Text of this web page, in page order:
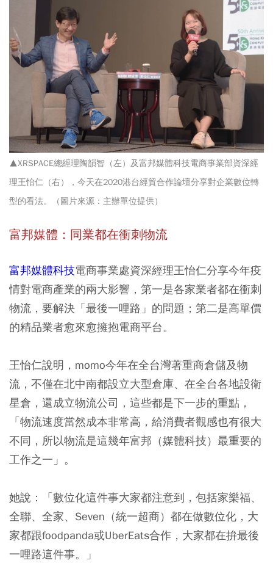
▲XRSPACE總經理陶韻智（左）及富邦媒體科技電商事業部資深經
理王怡仁（右），今天在2020港台經貿合作論壇分享對企業數位轉
型的看法。（圖片來源：主辦單位提供）
富邦媒體：同業都在衝刺物流
富邦媒體科技電商事業處資深經理王怡仁分享今年疫
情對電商產業的兩大影響，第一是各家業者都在衝刺
物流 ，要解決「最後一哩路」的問題；第二是高單價
的精品業者愈來愈擁抱電商平台。
王怡仁說明，momo今年在全台灣著重商倉儲及物
流，不僅在北中南都設立大型倉庫、在全台各地設衛
星倉，還成立物流公司，這些都是下一步的重點，
「物流速度當然成本非常高，給消費者觀感也有很大
不同，所以物流是這幾年富邦（媒體科技）最重要的
工作之一」。
她說：「數位化這件事大家都注意到，包括家樂福、
全聯、全家、Seven（統一超商）都在做數位化，大
家都跟foodpanda或UberEats合作，大家都在拚最後
一哩路這件事。」